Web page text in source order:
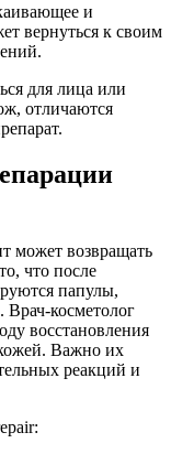
и
вернуться к своим
для лица или
отличаются
может возвращать
что после
папулы,
Врач-косметолог
восстановления
Важно их
реакций и